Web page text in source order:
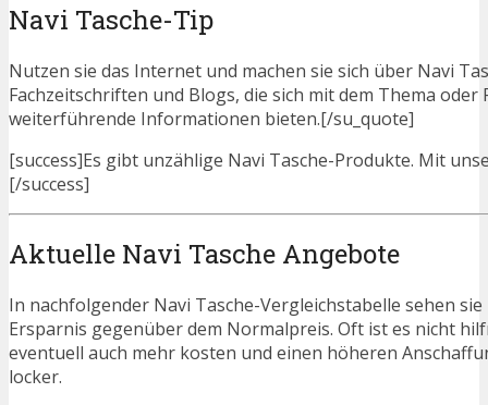
Navi Tasche-Tip
Nutzen sie das Internet und machen sie sich über Navi
Fachzeitschriften und Blogs, die sich mit dem Thema
weiterführende Informationen bieten.[/su_quote]
[success]Es gibt unzählige Navi Tasche-Produkte. Mit
[/success]
Aktuelle Navi Tasche Angebote
In nachfolgender Navi Tasche-Vergleichstabelle sehen
Ersparnis gegenüber dem Normalpreis. Oft ist es nicht
eventuell auch mehr kosten und einen höheren
locker.